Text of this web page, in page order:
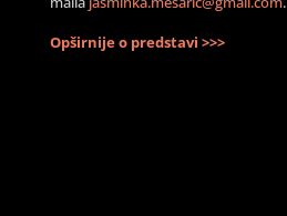
Opširnije o predstavi >>>